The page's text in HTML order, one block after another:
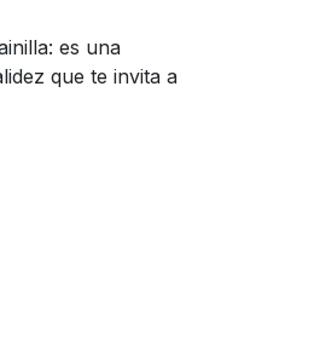
es una
que te invita a